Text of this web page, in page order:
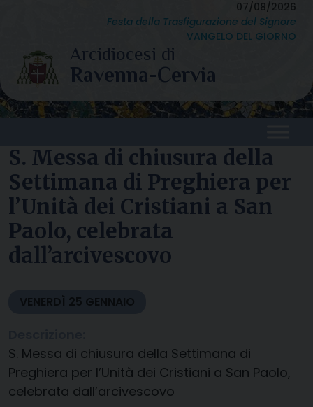
content
07/08/2026
Festa della Trasfigurazione del Signore
VANGELO DEL GIORNO
S. Messa di chiusura della
Settimana di Preghiera per
l’Unità dei Cristiani a San
Paolo, celebrata
dall’arcivescovo
VENERDÌ 25 GENNAIO
S. Messa di chiusura della Settimana di
Preghiera per l’Unità dei Cristiani a San Paolo,
celebrata dall’arcivescovo